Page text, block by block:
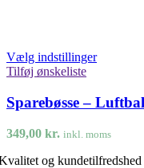
Vælg indstillinger
Tilføj ønskeliste
Sparebøsse –
349,00 kr. inkl. moms
og kundetilfredshed